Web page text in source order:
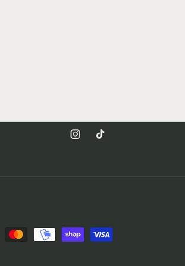
InstagramTikTok